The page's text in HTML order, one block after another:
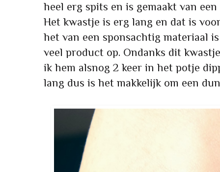
heel erg spits en is gemaakt van
Het kwastje is erg lang en dat is
het van een sponsachtig materiaal
veel product op. Ondanks dit
ik hem alsnog 2 keer in het potje
lang dus is het makkelijk om een